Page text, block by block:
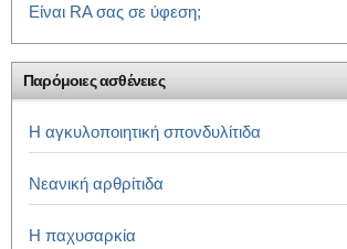
Είναι RA σας σε ύφεση;
Παρόμοιες ασθένειες
Η αγκυλοποιητική σπονδυλίτιδα
Νεανική αρθρίτιδα
Η παχυσαρκία